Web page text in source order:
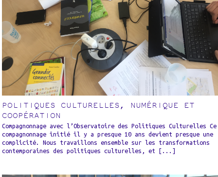
POLITIQUES CULTURELLES, NUMÉRIQUE ET
COOPÉRATION
Compagnonnage avec l’Observatoire des Politiques Culturelles Ce
compagnonnage initié il y a presque 10 ans devient presque une
complicité. Nous travaillons ensemble sur les transformations
contemporaines des politiques culturelles, et [...]